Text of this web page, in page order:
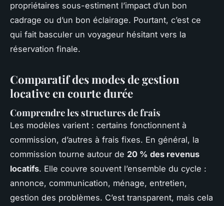
propriétaires sous-estiment l’impact d’un bon
cadrage ou d’un bon éclairage. Pourtant, c’est ce
qui fait basculer un voyageur hésitant vers la
réservation finale.
Comparatif des modes de gestion
locative en courte durée
Comprendre les structures de frais
Les modèles varient : certains fonctionnent à
commission, d’autres à frais fixes. En général, la
commission tourne autour de 20 % des revenus
locatifs. Elle couvre souvent l’ensemble du cycle :
annonce, communication, ménage, entretien,
gestion des problèmes. C’est transparent, mais cela